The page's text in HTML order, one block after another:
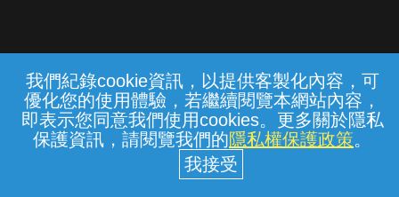
我們紀錄cookie資訊，以提供客製化內容，可
優化您的使用體驗，若繼續閱覽本網站內容，
即表示您同意我們使用cookies。更多關於隱私
保護資訊，請閱覽我們的隱私權保護政策。
常見問題 線上客服 服務條款 隱私權保護
中華電信股份有限公司個人家庭分公司
(統一編號：96979949) © 2026
{{notifyMsg}}